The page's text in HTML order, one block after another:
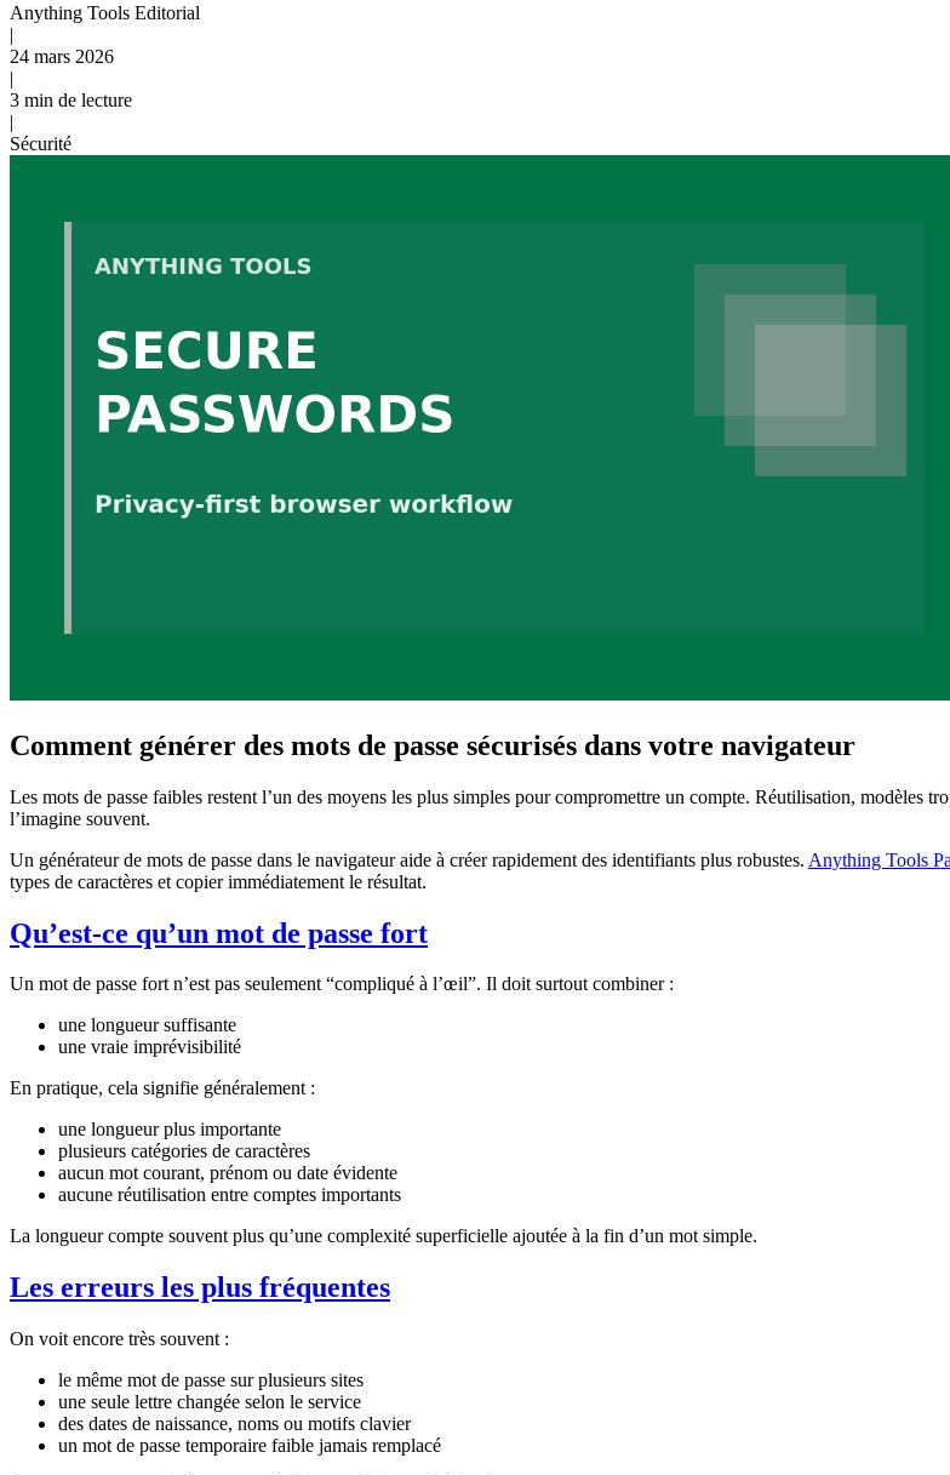
Anything Tools Editorial
|
24 mars 2026
|
3 min de lecture
|
Sécurité
Comment générer des mots de passe sécurisés dans votre navigateur
Les mots de passe faibles restent l’un des moyens les plus simples pour compromettre un compte. Réutilisation, modèles
l’imagine souvent.
Un générateur de mots de passe dans le navigateur aide à créer rapidement des identifiants plus robustes. Anything Tools
types de caractères et copier immédiatement le résultat.
Qu’est-ce qu’un mot de passe fort
Un mot de passe fort n’est pas seulement “compliqué à l’œil”. Il doit surtout combiner :
une longueur suffisante
une vraie imprévisibilité
En pratique, cela signifie généralement :
une longueur plus importante
plusieurs catégories de caractères
aucun mot courant, prénom ou date évidente
aucune réutilisation entre comptes importants
La longueur compte souvent plus qu’une complexité superficielle ajoutée à la fin d’un mot simple.
Les erreurs les plus fréquentes
On voit encore très souvent :
le même mot de passe sur plusieurs sites
une seule lettre changée selon le service
des dates de naissance, noms ou motifs clavier
un mot de passe temporaire faible jamais remplacé